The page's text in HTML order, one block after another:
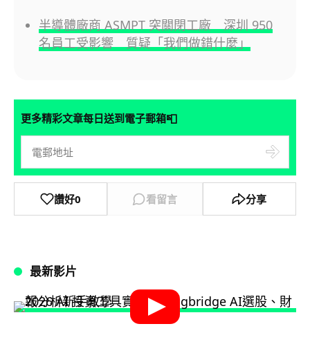
半導體廠商 ASMPT 突關閉工廠 深圳 950
名員工受影響 質疑「我們做錯什麼」
更多精彩文章每日送到電子郵箱📮
讚好0 看留言 分享
最新影片